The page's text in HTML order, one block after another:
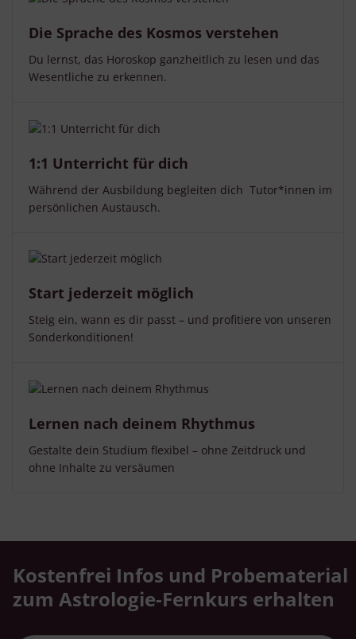
Die Sprache des Kosmos verstehen
Du lernst, das Horoskop ganzheitlich zu lesen und das
Wesentliche zu erkennen.
1:1 Unterricht für dich
Während der Ausbildung begleiten dich Tutor*innen im
persönlichen Austausch.
Start jederzeit möglich
Steig ein, wann es dir passt – und profitiere von unseren
Sonderkonditionen!
Lernen nach deinem Rhythmus
Gestalte dein Studium flexibel – ohne Zeitdruck und
ohne Inhalte zu versäumen
Kostenfrei Infos und Probematerial
zum Astrologie-Fernkurs erhalten